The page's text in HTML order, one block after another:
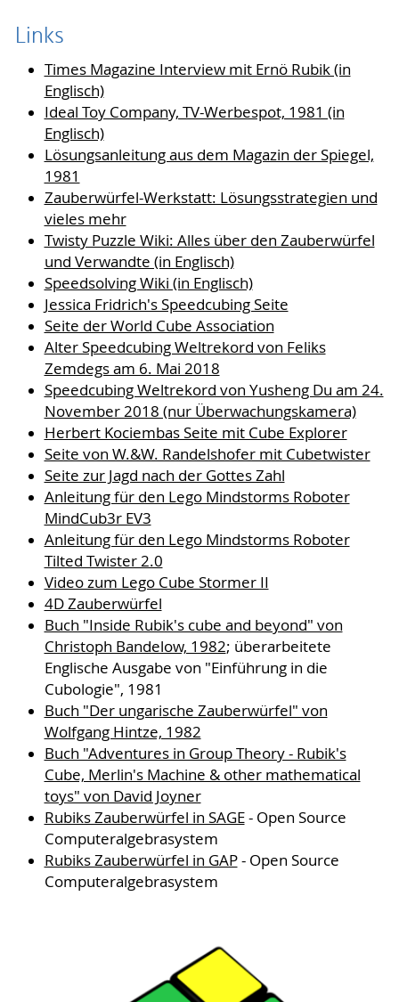
Links
Times Magazine Interview mit Ernö Rubik (in
Englisch)
Ideal Toy Company, TV-Werbespot, 1981 (in
Englisch)
Lösungsanleitung aus dem Magazin der Spiegel,
1981
Zauberwürfel-Werkstatt: Lösungsstrategien und
vieles mehr
Twisty Puzzle Wiki: Alles über den Zauberwürfel
und Verwandte (in Englisch)
Speedsolving Wiki (in Englisch)
Jessica Fridrich's Speedcubing Seite
Seite der World Cube Association
Alter Speedcubing Weltrekord von Feliks
Zemdegs am 6. Mai 2018
Speedcubing Weltrekord von Yusheng Du am 24.
November 2018 (nur Überwachungskamera)
Herbert Kociembas Seite mit Cube Explorer
Seite von W.&W. Randelshofer mit Cubetwister
Seite zur Jagd nach der Gottes Zahl
Anleitung für den Lego Mindstorms Roboter
MindCub3r EV3
Anleitung für den Lego Mindstorms Roboter
Tilted Twister 2.0
Video zum Lego Cube Stormer II
4D Zauberwürfel
Buch "Inside Rubik's cube and beyond" von
Christoph Bandelow, 1982; überarbeitete
Englische Ausgabe von "Einführung in die
Cubologie", 1981
Buch "Der ungarische Zauberwürfel" von
Wolfgang Hintze, 1982
Buch "Adventures in Group Theory - Rubik's
Cube, Merlin's Machine & other mathematical
toys" von David Joyner
Rubiks Zauberwürfel in SAGE- Open Source
Computeralgebrasystem
Rubiks Zauberwürfel in GAP- Open Source
Computeralgebrasystem